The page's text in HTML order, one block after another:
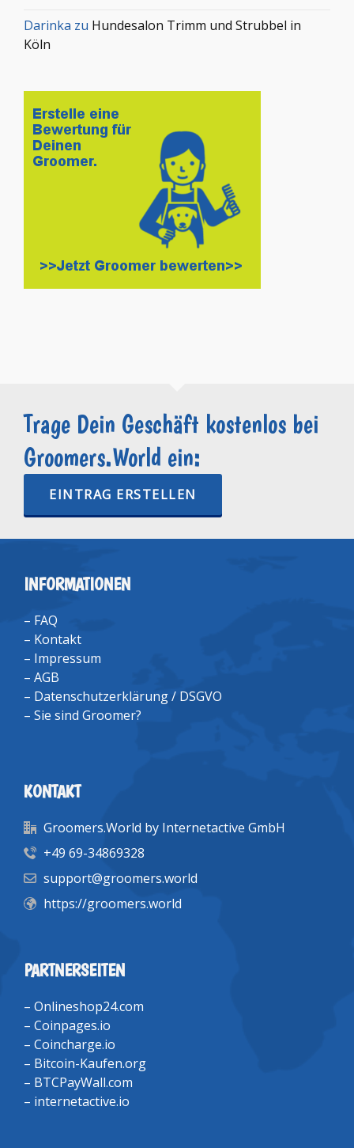
Darinka zu Hundesalon Trimm und Strubbel in
Köln
Trage Dein Geschäft kostenlos bei
Groomers.World ein:
EINTRAG ERSTELLEN
INFORMATIONEN
– FAQ
– Kontakt
– Impressum
– AGB
– Datenschutzerklärung / DSGVO
– Sie sind Groomer?
KONTAKT
Groomers.World by Internetactive GmbH
+49 69-34869328
support@groomers.world
https://groomers.world
PARTNERSEITEN
– Onlineshop24.com
– Coinpages.io
– Coincharge.io
– Bitcoin-Kaufen.org
– BTCPayWall.com
– internetactive.io